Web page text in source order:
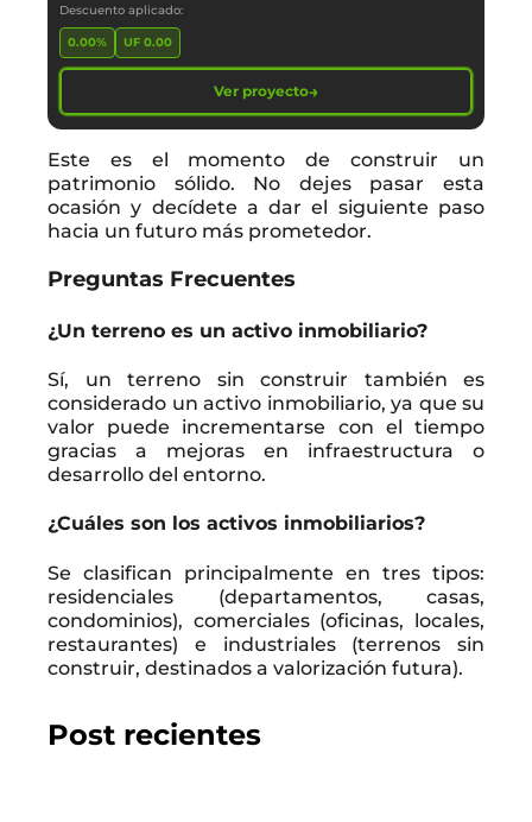
Descuento aplicado:
0.00% UF 0.00
Ver proyecto→
Este es el momento de construir un
patrimonio sólido. No dejes pasar esta
ocasión y decídete a dar el siguiente paso
hacia un futuro más prometedor.
Preguntas Frecuentes
¿Un terreno es un activo inmobiliario?
Sí, un terreno sin construir también es
considerado un activo inmobiliario, ya que su
valor puede incrementarse con el tiempo
gracias a mejoras en infraestructura o
desarrollo del entorno.
¿Cuáles son los activos inmobiliarios?
Se clasifican principalmente en tres tipos:
residenciales (departamentos, casas,
condominios), comerciales (oficinas, locales,
restaurantes) e industriales (terrenos sin
construir, destinados a valorización futura).
Post recientes